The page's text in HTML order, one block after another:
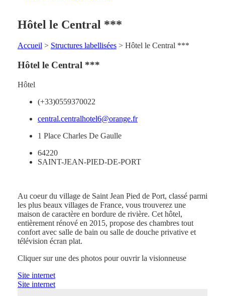
Hôtel le Central ***
Accueil> Structures labellisées> Hôtel le Central ***
Hôtel le Central ***
Hôtel
(+33)0559370022
central.centralhotel6@orange.fr
1 Place Charles De Gaulle
64220
SAINT-JEAN-PIED-DE-PORT
Au coeur du village de Saint Jean Pied de Port, classé parmi
les plus beaux villages de France, vous trouverez une
maison de caractère en bordure de rivière. Cet hôtel,
entièrement rénové en 2015, propose des chambres tout
confort avec salle de bain ou salle de douche privative et
télévision écran plat.
Cliquer sur une des photos pour ouvrir la visionneuse
Site internet
Site internet